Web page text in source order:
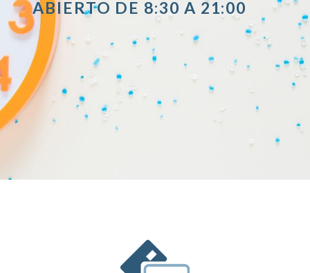
ABIERTO DE 8:30 A 21:00